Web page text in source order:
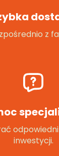
z
inwestycji.